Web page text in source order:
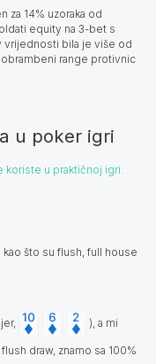
za 14% uzoraka od
equity na 3-bet s
vrijednosti bila je više od
obrambeni range protivnic
u poker igri
u praktičnoj igri.
što su flush, full house
), a mi
draw, znamo sa 100%